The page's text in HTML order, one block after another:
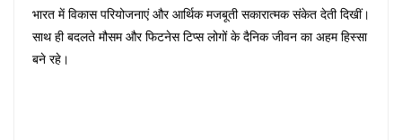
भारत में विकास परियोजनाएं और आर्थिक मजबूती सकारात्मक संकेत देती दिखीं।
साथ ही बदलते मौसम और फिटनेस टिप्स लोगों के दैनिक जीवन का अहम हिस्सा
बने रहे।